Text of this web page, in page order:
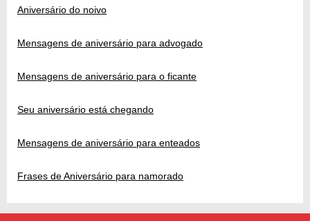
Aniversário do noivo
Mensagens de aniversário para advogado
Mensagens de aniversário para o ficante
Seu aniversário está chegando
Mensagens de aniversário para enteados
Frases de Aniversário para namorado